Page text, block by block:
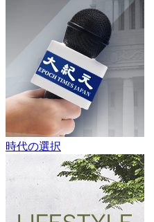
時代の選択